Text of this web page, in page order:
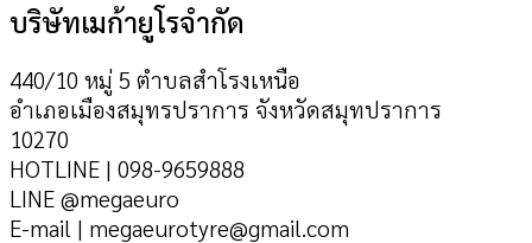
บริษัทเมก้ายูโรจำกัด
440/10 หมู่ 5 ตำบลสำโรงเหนือ
อำเภอเมืองสมุทรปราการ จังหวัดสมุทปราการ
10270
HOTLINE | 098-9659888
LINE @megaeuro
E-mail | megaeurotyre@gmail.com